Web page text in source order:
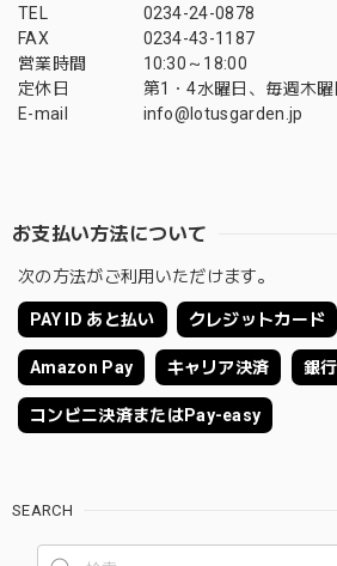
TEL
0234-24-0878
FAX
0234-43-1187
営業時間
10:30～18:00
定休日
第1・4水曜日、毎週木曜
E-mail
info@lotusgarden.jp
お支払い方法について
次の方法がご利用いただけます。
PAY ID あと払い クレジットカード
Amazon Pay キャリア決済 銀
コンビニ決済またはPay-easy
SEARCH